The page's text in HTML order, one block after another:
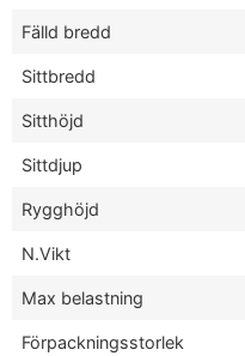
Fälld bredd
Sittbredd
Sitthöjd
Sittdjup
Rygghöjd
N.Vikt
Max belastning
Förpackningsstorlek